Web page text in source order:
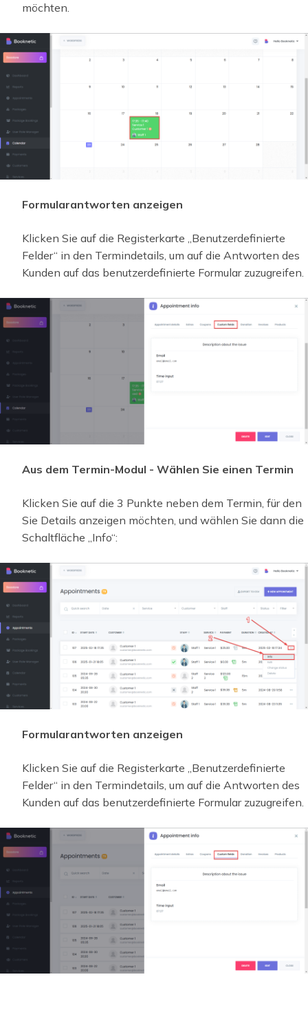
möchten.
Formularantworten anzeigen
Klicken Sie auf die Registerkarte „Benutzerdefinierte
Felder“ in den Termindetails, um auf die Antworten des
Kunden auf das benutzerdefinierte Formular zuzugreifen.
Aus dem Termin-Modul - Wählen Sie einen Termin
Klicken Sie auf die 3 Punkte neben dem Termin, für den
Sie Details anzeigen möchten, und wählen Sie dann die
Schaltfläche „Info“:
Formularantworten anzeigen
Klicken Sie auf die Registerkarte „Benutzerdefinierte
Felder“ in den Termindetails, um auf die Antworten des
Kunden auf das benutzerdefinierte Formular zuzugreifen.